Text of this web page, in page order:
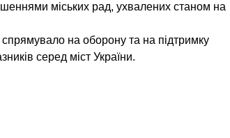
міських рад, ухвалених станом на
на оборону та на підтримку
серед міст України.